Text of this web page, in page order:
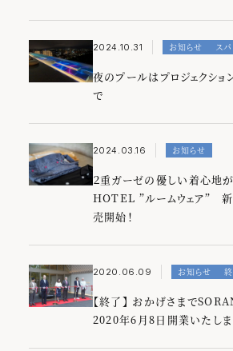
2024.10.31 お知らせ スパ
夜のプールはプロジェクショ
で
2024.03.16 お知らせ
２重ガーゼの優しい着心地
HOTEL ”ルームウェア” 新
売開始！
2020.06.09 お知らせ
【終了】 おかげさまで
2020年6月8日開業いたしま